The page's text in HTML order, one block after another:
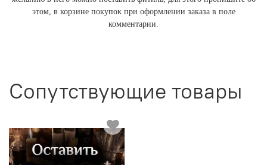
этом, в корзине покупок при оформлении заказа в поле
комментарии.
Сопутствующие товары